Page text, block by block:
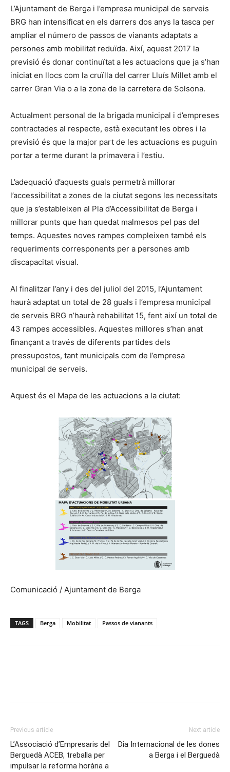
L’Ajuntament de Berga i l’empresa municipal de serveis
BRG han intensificat en els darrers dos anys la tasca per
ampliar el número de passos de vianants adaptats a
persones amb mobilitat reduïda. Així, aquest 2017 la
previsió és donar continuïtat a les actuacions que ja s’han
iniciat en llocs com la cruïlla del carrer Lluís Millet amb el
carrer Gran Via o a la zona de la carretera de Solsona.
Actualment personal de la brigada municipal i d’empreses
contractades al respecte, està executant les obres i la
previsió és que la major part de les actuacions es puguin
portar a terme durant la primavera i l’estiu.
L’adequació d’aquests guals permetrà millorar
l’accessibilitat a zones de la ciutat segons les necessitats
que ja s’estableixen al Pla d’Accessibilitat de Berga i
millorar punts que han quedat malmesos pel pas del
temps. Aquestes noves rampes compleixen també els
requeriments corresponents per a persones amb
discapacitat visual.
Al finalitzar l’any i des del juliol del 2015, l’Ajuntament
haurà adaptat un total de 28 guals i l’empresa municipal
de serveis BRG n’haurà rehabilitat 15, fent així un total de
43 rampes accessibles. Aquestes millores s’han anat
finançant a través de diferents partides dels
pressupostos, tant municipals com de l’empresa
municipal de serveis.
Aquest és el Mapa de les actuacions a la ciutat:
Comunicació / Ajuntament de Berga
TAGS Berga Mobilitat Passos de vianants
Previous article
L’Associació d’Empresaris del
Berguedà ACEB, treballa per
impulsar la reforma horària a
Next article
Dia Internacional de les dones
a Berga i el Berguedà